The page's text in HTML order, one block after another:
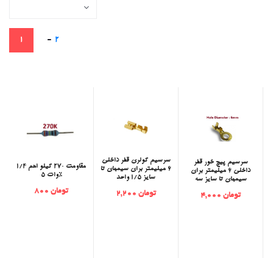
1 - 2
مقاومت 270 کیلو اهم 1/4
وات 5%
تومان 800
‫سرسیم کولری قطر داخلی
6 میلیمتر برای سیمهای تا
سایز 1/5 واحد
تومان 2,200
‫سرسیم پیچ خور قطر
داخلی 6 میلیمتر برای
سیمهای تا سایز سه
تومان 4,000